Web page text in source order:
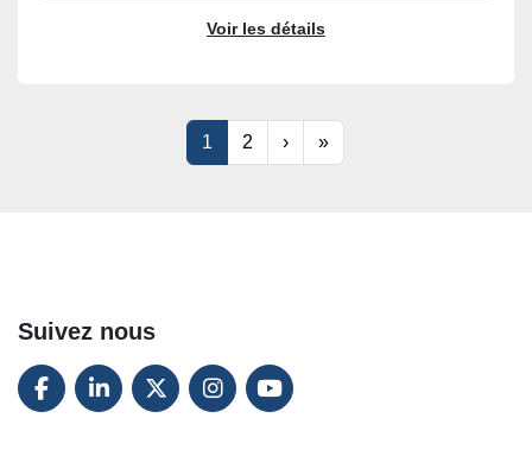
Voir les détails
1 2 › »
Suivez nous
FACEBOOK
LINKEDINTWITTERINSTAGRAM
YOUTUBE